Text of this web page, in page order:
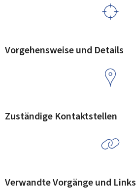
Vorgehensweise und Details
Zuständige Kontaktstellen
Verwandte Vorgänge und Links